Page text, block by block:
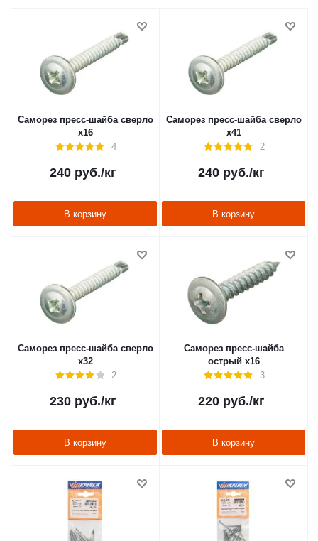
Саморез пресс-шайба сверло
х16
4
240руб./кг
В корзину
Саморез пресс-шайба сверло
х41
2
240руб./кг
В корзину
Саморез пресс-шайба сверло
х32
2
230руб./кг
В корзину
Саморез пресс-шайба
острый х16
3
220руб./кг
В корзину